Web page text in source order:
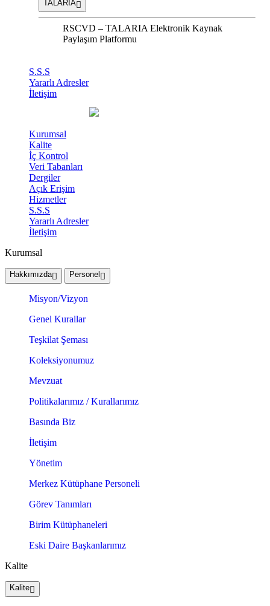
TALARIA
RSCVD – TALARIA Elektronik Kaynak
Paylaşım Platformu
S.S.S
Yararlı Adresler
İletişim
Kurumsal
Kalite
İç Kontrol
Veri Tabanları
Dergiler
Açık Erişim
Hizmetler
S.S.S
Yararlı Adresler
İletişim
Kurumsal
Hakkımızda Personel
Misyon/Vizyon
Genel Kurallar
Teşkilat Şeması
Koleksiyonumuz
Mevzuat
Politikalarımız / Kurallarımız
Basında Biz
İletişim
Yönetim
Merkez Kütüphane Personeli
Görev Tanımları
Birim Kütüphaneleri
Eski Daire Başkanlarımız
Kalite
Kalite